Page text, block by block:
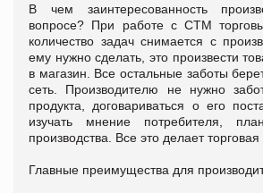
В чем заинтересованность
вопросе? При работе с СТМ
количество задач снимается с
ему нужно cделать, это произвести
в магазин. Все остальные заботы
сеть. Производителю не нужно
продукта, договариваться о его
изучать мнение потребителя,
производства. Все это делает торговая
Главные преимущества для